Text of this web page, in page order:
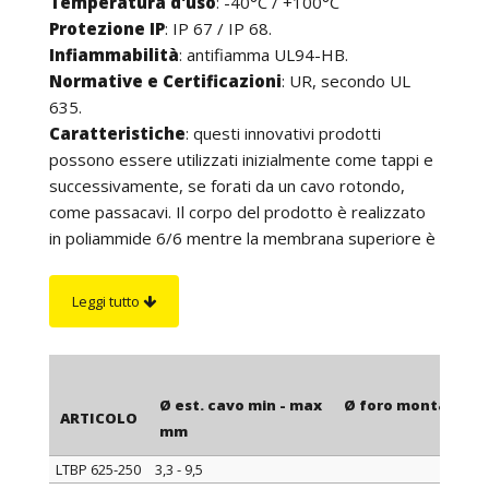
Protezione IP: IP 67 / IP 68.
Infiammabilità: antifiamma UL94-HB.
Normative e Certificazioni: UR, secondo UL
635.
Caratteristiche: questi innovativi prodotti
possono essere utilizzati inizialmente come tappi e
successivamente, se forati da un cavo rotondo,
come passacavi. Il corpo del prodotto è realizzato
in poliammide 6/6 mentre la membrana superiore è
passacavi, anche se perforati da un cavo (o da un
isolamento e protezione meccanica a cavi elettrici,
cavi di telecomunicazione e tubi. Si innestano nei fori
dentini di fissaggio, si fissano a scatto adattandosi
Leggi tutto
ARTICOLO
Ø est. cavo min - max
mm
Ø foro montaggio
LTBP 625-250 3,3 - 9,5